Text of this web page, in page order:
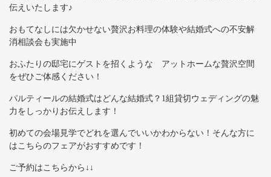
伝えいたします♪
おもてなしには欠かせない贅沢お料理の体験や結婚式への不安解
消相談会も実施中
おふたりの邸宅にゲストを招くような アットホームな贅沢空間
をぜひご体感ください！
パルティールの結婚式はどんな結婚式？1組貸切ウェディングの魅
力をしっかりお伝えします！
初めての会場見学でどれを選んでいいかわからない！そんな方に
はこちらのフェアがおすすめです！
ご予約はこちらから↓↓